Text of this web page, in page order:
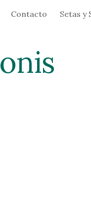
Skip to navigation
Contacto Setas y